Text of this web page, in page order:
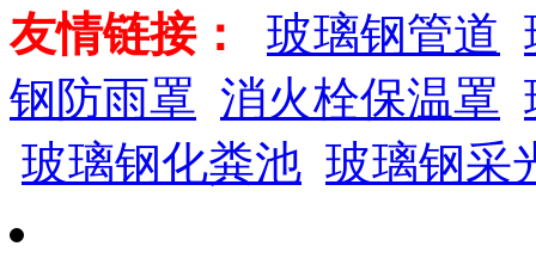
友情链接： 玻璃钢管道
钢防雨罩 消火栓保温罩
玻璃钢化粪池 玻璃钢采